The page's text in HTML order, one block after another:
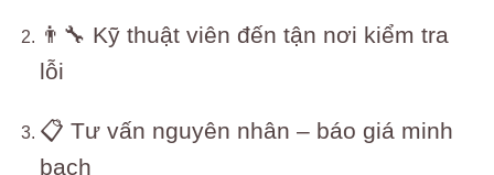
👨‍🔧 Kỹ thuật viên đến tận nơi kiểm tra
lỗi
📋 Tư vấn nguyên nhân – báo giá minh
bạch